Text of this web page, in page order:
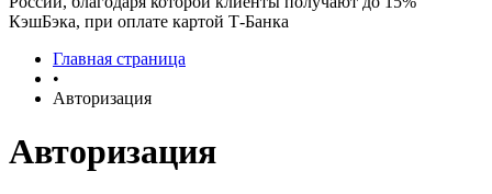
КэшБэка, при оплате картой Т-Банка
Главная страница
•
Авторизация
Авторизация